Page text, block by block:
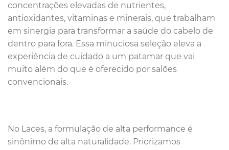
concentrações elevadas de nutrientes,
antioxidantes, vitaminas e minerais, que trabalham
em sinergia para transformar a saúde do cabelo de
dentro para fora. Essa minuciosa seleção eleva a
experiência de cuidado a um patamar que vai
muito além do que é oferecido por salões
convencionais.
No Laces, a formulação de alta performance é
sinônimo de alta naturalidade. Priorizamos